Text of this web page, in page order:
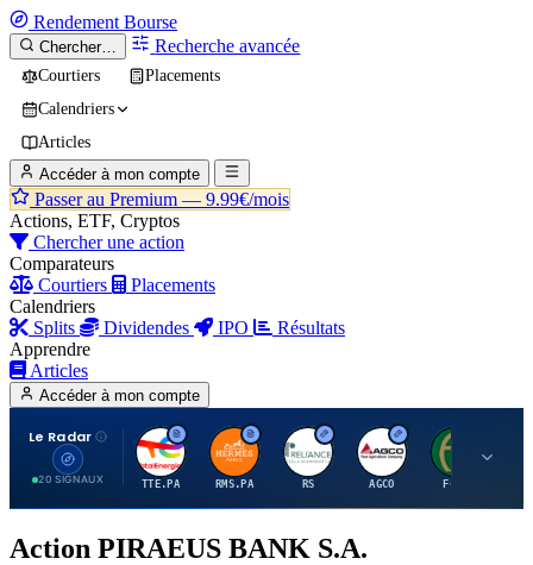
Rendement Bourse
Chercher… Recherche avancée
Courtiers
Placements
Calendriers
Articles
Accéder à mon compte
Passer au Premium — 9.99€/mois
Actions, ETF, Cryptos
Chercher une action
Comparateurs
Courtiers
Placements
Calendriers
Splits
Dividendes IPO
Résultats
Apprendre
Articles
Accéder à mon compte
Le Radar
20 SIGNAUX
T
TTE.PA
H
RMS.PA
R
RS
A
AGCO FCFS
Action PIRAEUS BANK S.A.